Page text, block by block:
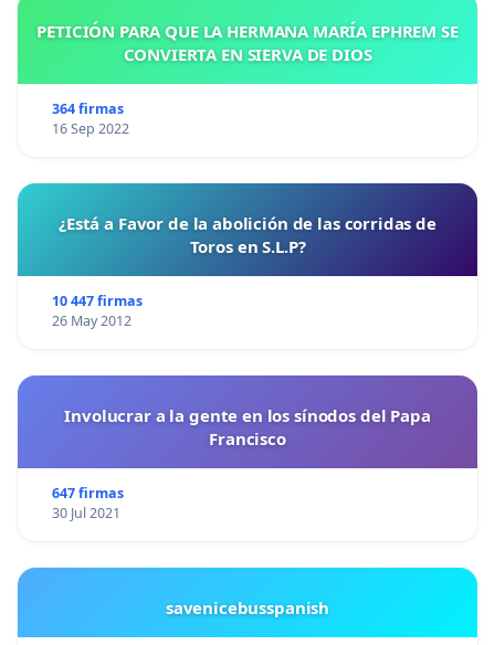
PETICIÓN PARA QUE LA HERMANA MARÍA EPHREM SE
CONVIERTA EN SIERVA DE DIOS
364 firmas
16 Sep 2022
¿Está a Favor de la abolición de las corridas de
Toros en S.L.P?
10 447 firmas
26 May 2012
Involucrar a la gente en los sínodos del Papa
Francisco
647 firmas
30 Jul 2021
savenicebusspanish